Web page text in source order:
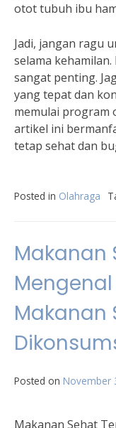
otot tubuh ibu
Jadi, jangan ragu
selama
sangat penting.
yang tepat dan
memulai program
artikel ini
tetap sehat dan
Posted in Olahraga
Makanan
Makanan
Posted on November
Makanan Sehat